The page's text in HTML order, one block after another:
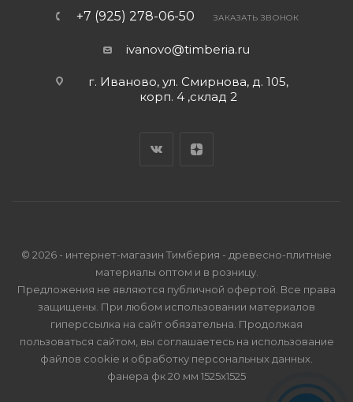
+7 (925) 278-06-50 ЗАКАЗАТЬ ЗВОНОК
ivanovo@timberia.ru
г. Иваново, ул. Смирнова, д. 105,
корп. 4 ,склад 2
© 2026 - интернет-магазин Тимберия - древесно-плитные
материалы оптом и в розницу.
Предложения не являются публичной офертой. Все права
защищены. При любом использовании материалов
гиперссылка на сайт обязательна. Продолжая
пользоваться сайтом, вы соглашаетесь на использование
файлов cookie и обработку персональных данных
фанера фк 20 мм 1525х1525